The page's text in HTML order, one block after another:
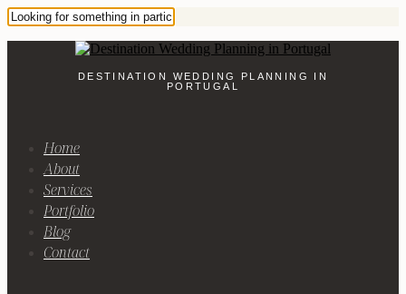
DESTINATION WEDDING PLANNING IN
PORTUGAL
Home
About
Services
Portfolio
Blog
Contact